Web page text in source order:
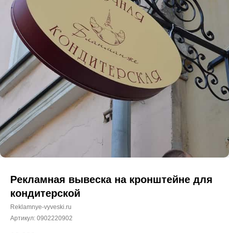
Рекламная вывеска на кронштейне для
кондитерской
Reklamnye-vyveski.ru
Артикул: 0902220902